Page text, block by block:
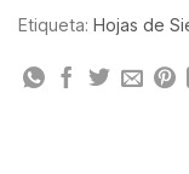
Etiqueta: Hojas de